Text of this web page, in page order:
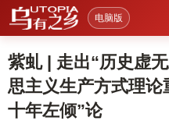
电脑版
紫虬 | 走出“历史虚
思主义生产方式理
十年左倾”论